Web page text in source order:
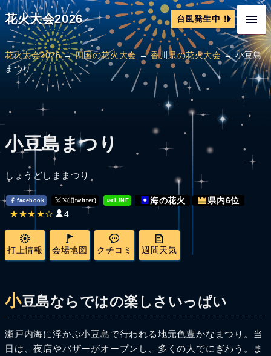
花火大会2026 台風発生中！
花火大会2026→四国の花火大会 →香川県の花火大会→ 小豆島
まつり
小豆島まつり
しょうどしままつり
facebook 𝕏(旧twitter) LINE 海の花火 県内6位
★★★★☆ 4
打上情報 会場地図 クチコミ 週間天気
小豆島ならではの楽しさいっぱい
瀬戸内海に浮かぶ小豆島で行われる地元色豊かなまつり。当
日は、夜店やバザーがオープンし、多くの人でにぎわう。ま